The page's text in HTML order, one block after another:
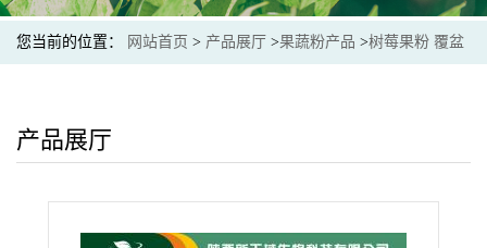
您当前的位置： 网站首页 > 产品展厅 >果蔬粉产品 >树莓果粉 覆盆
产品展厅